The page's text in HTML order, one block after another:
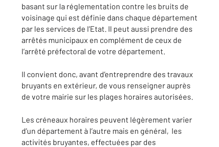
basant sur la réglementation contre les bruits de
voisinage qui est définie dans chaque département
par les services de l’Etat. Il peut aussi prendre des
arrêtés municipaux en complément de ceux de
l’arrêté préfectoral de votre département.
Il convient donc, avant d’entreprendre des travaux
bruyants en extérieur, de vous renseigner auprès
de votre mairie sur les plages horaires autorisées.
Les créneaux horaires peuvent légèrement varier
d’un département à l’autre mais en général, les
activités bruyantes, effectuées par des